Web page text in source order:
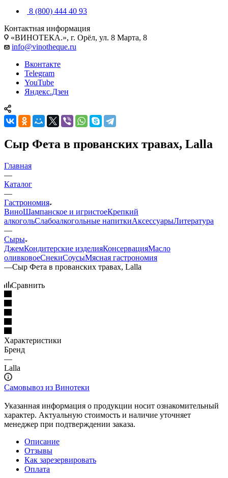
8 (800) 444 40 93
Контактная информация
«ВИНОТЕКА.», г. Орёл, ул. 8 Марта, 8
info@vinotheque.ru
Вконтакте
Telegram
YouTube
Яндекс.Дзен
Сыр Фета в прованских травах, Lalla
Главная
—
Каталог
—
Гастрономия
ВиноШампанское и игристоеКрепкий
алкогольСлабоалкогольные напиткиАксессуарыЛитература
—
Сыры
ДжемКондитерские изделияКонсервацияМасло
оливковоеСнекиСоусыМясная гастрономия
—Сыр Фета в прованских травах, Lalla
Сравнить
Характеристики
Бренд
—
Lalla
Самовывоз из Винотеки
Указанная информация о продукции носит ознакомительный
характер. Актуальную стоимость и наличие уточняет
менеджер при подтверждении заказа.
Описание
Отзывы
Как зарезервировать
Оплата